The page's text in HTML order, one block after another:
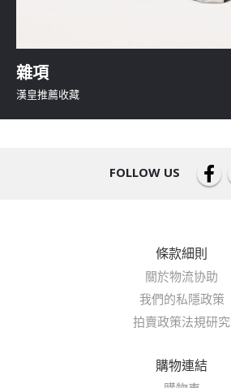
雜項
漢皇推薦收藏
FOLLOW US
條款細則
關於物流协助
我們的私隱政策
拍賣政策法規研究
購物連結